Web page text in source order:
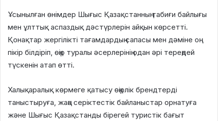
Ұсынылған өнімдер Шығыс Қазақстанның табиғи байлығы
мен ұлттық аспаздық дәстүрлерін айқын көрсетті.
Қонақтар жергілікті тағамдардың сапасы мен дәміне оң
пікір білдіріп, өңір туралы әсерлерінің одан әрі тереңдей
түскенін атап өтті.
Халықаралық көрмеге қатысу өңірлік брендтерді
таныстыруға, жаңа серіктестік байланыстар орнатуға
және Шығыс Қазақстанды бірегей туристік бағыт